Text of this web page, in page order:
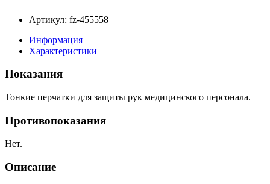
Артикул: fz-455558
Информация
Характеристики
Показания
Тонкие перчатки для защиты рук медицинского персонала.
Противопоказания
Нет.
Описание